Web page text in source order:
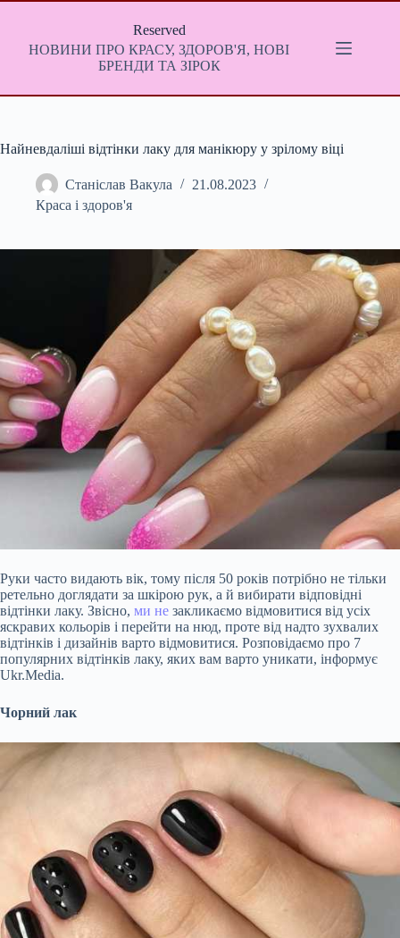
Перейти
Reserved
НОВИНИ ПРО КРАСУ, ЗДОРОВ'Я, НОВІ
БРЕНДИ ТА ЗІРОК
Найневдаліші відтінки лаку для манікюру у зрілому віці
Станіслав Вакула
21.08.2023
Краса і здоров'я
Руки часто видають вік, тому після 50 років потрібно не тільки
ретельно доглядати за шкірою рук, а й вибирати відповідні
відтінки лаку. Звісно, ми не закликаємо відмовитися від усіх
яскравих кольорів і перейти на нюд, проте від надто зухвалих
відтінків і дизайнів варто відмовитися. Розповідаємо про 7
популярних відтінків лаку, яких вам варто уникати, інформує
Ukr.Media.
Чорний лак